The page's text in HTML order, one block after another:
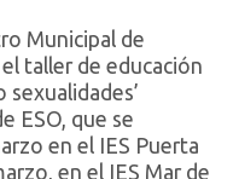
Municipal de
taller de educación
ESO, que se
en el IES Puerta
en el IES Mar de